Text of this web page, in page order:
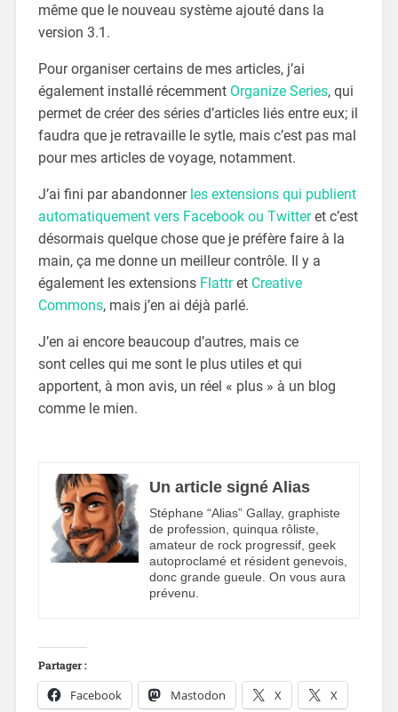
même que le nouveau système ajouté dans la
version 3.1.
Pour organiser certains de mes articles, j’ai
également installé récemment Organize Series, qui
permet de créer des séries d’articles liés entre eux; il
faudra que je retravaille le sytle, mais c’est pas mal
pour mes articles de voyage, notamment.
J’ai fini par abandonner les extensions qui publient
automatiquement vers Facebook ou Twitteret c’est
désormais quelque chose que je préfère faire à la
main, ça me donne un meilleur contrôle. Il y a
également les extensions Flattret Creative
Commons, mais j’en ai déjà parlé.
J’en ai encore beaucoup d’autres, mais ce
sont celles qui me sont le plus utiles et qui
apportent, à mon avis, un réel « plus » à un blog
comme le mien.
Un article signé Alias
Stéphane “Alias” Gallay, graphiste
de profession, quinqua rôliste,
amateur de rock progressif, geek
autoproclamé et résident genevois,
donc grande gueule. On vous aura
prévenu.
Partager :
Facebook Mastodon X X